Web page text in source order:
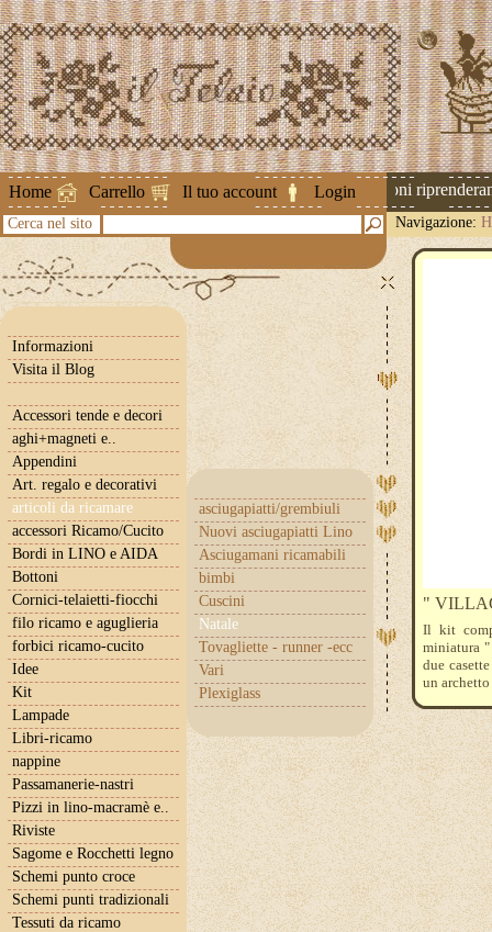
Home Carrello Il tuo account Login
Attenzione ! Le spedizioni
Cerca nel sito Navigazione:
Informazioni
Visita il Blog
Accessori tende e decori
aghi+magneti e..
Appendini
Art. regalo e decorativi
articoli da ricamare
asciugapiatti/grembiuli
Nuovi asciugapiatti Lino
Asciugamani ricamabili
bimbi
Cuscini
Natale
Tovagliette - runner -ecc
Vari
Plexiglass
accessori Ricamo/Cucito
Bordi in LINO e AIDA
Bottoni
Cornici-telaietti-fiocchi
filo ricamo e aguglieria
forbici ricamo-cucito
Idee
Kit
Lampade
Libri-ricamo
nappine
Passamanerie-nastri
Pizzi in lino-macramè e..
Riviste
Sagome e Rocchetti legno
Schemi punto croce
Schemi punti tradizionali
Tessuti da ricamo
"
Il kit
miniatura
due
un